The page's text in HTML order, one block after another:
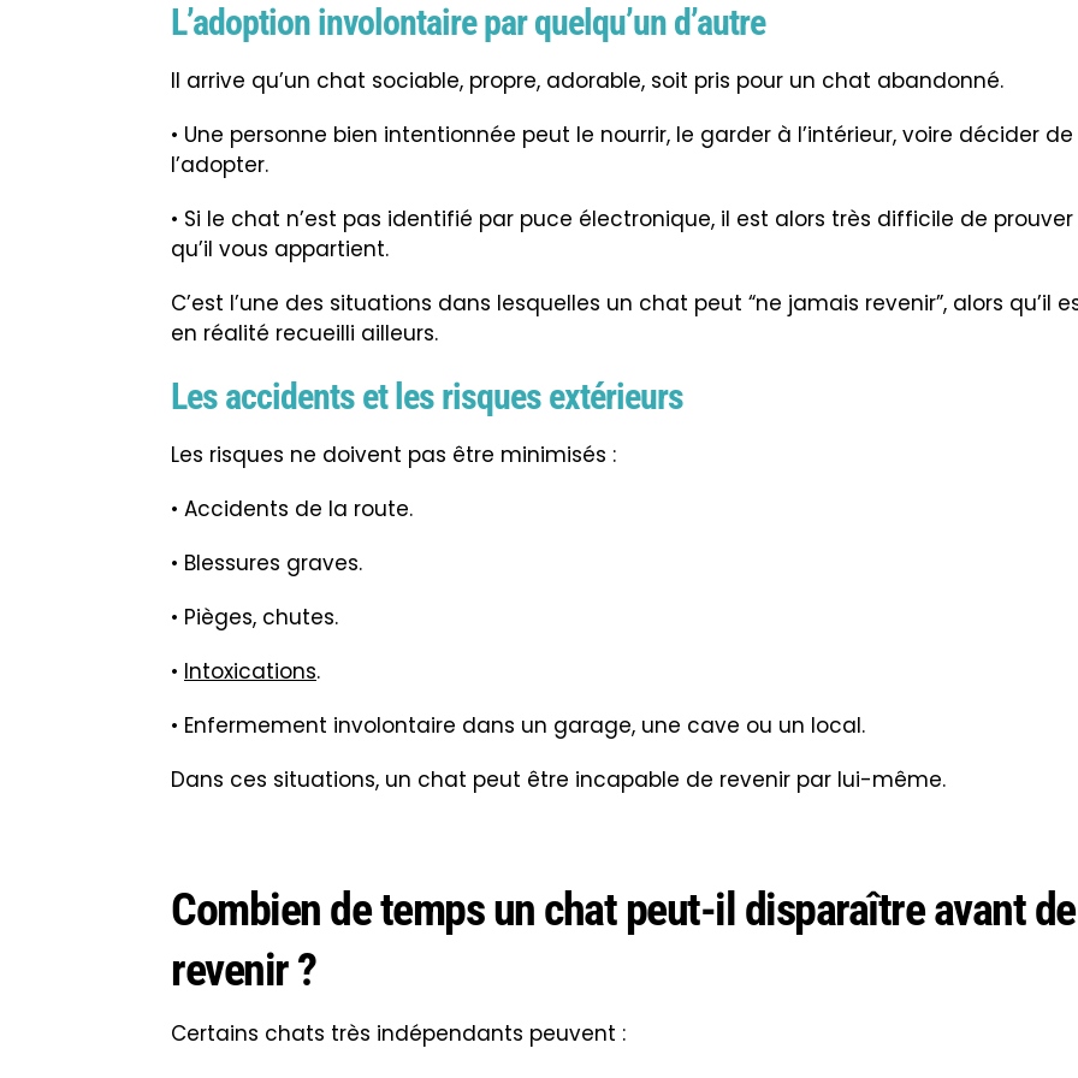
L’adoption involontaire par quelqu’un d’autre
Il arrive qu’un chat sociable, propre, adorable, soit pris pour un chat abandonné.
• Une personne bien intentionnée peut le nourrir, le garder à l’intérieur, voire décider de
l’adopter.
• Si le chat n’est pas identifié par puce électronique, il est alors très difficile de prouver
qu’il vous appartient.
C’est l’une des situations dans lesquelles un chat peut “ne jamais revenir”, alors qu’il
en réalité recueilli ailleurs.
Les accidents et les risques extérieurs
Les risques ne doivent pas être minimisés :
• Accidents de la route.
• Blessures graves.
• Pièges, chutes.
• Intoxications.
• Enfermement involontaire dans un garage, une cave ou un local.
Dans ces situations, un chat peut être incapable de revenir par lui-même.
Combien de temps un chat peut-il disparaître avant de
revenir ?
Certains chats très indépendants peuvent :